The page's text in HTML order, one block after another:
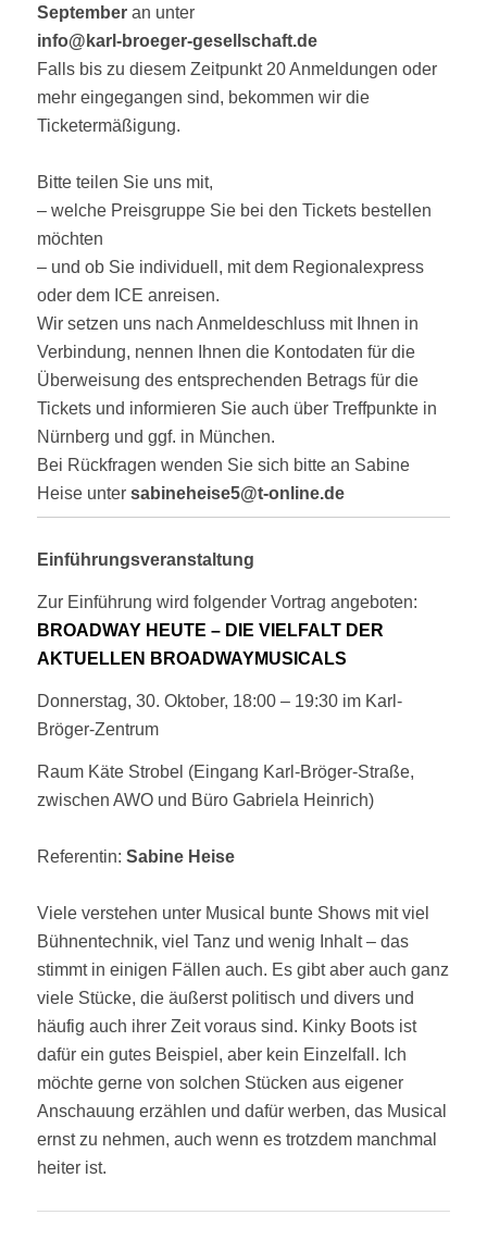
September an unter
info@karl-broeger-gesellschaft.de
Falls bis zu diesem Zeitpunkt 20 Anmeldungen oder
mehr eingegangen sind, bekommen wir die
Ticketermäßigung.
Bitte teilen Sie uns mit,
– welche Preisgruppe Sie bei den Tickets bestellen
möchten
– und ob Sie individuell, mit dem Regionalexpress
oder dem ICE anreisen.
Wir setzen uns nach Anmeldeschluss mit Ihnen in
Verbindung, nennen Ihnen die Kontodaten für die
Überweisung des entsprechenden Betrags für die
Tickets und informieren Sie auch über Treffpunkte in
Nürnberg und ggf. in München.
Bei Rückfragen wenden Sie sich bitte an Sabine
Heise untersabineheise5@t-online.de
Einführungsveranstaltung
Zur Einführung wird folgender Vortrag angeboten:
BROADWAY HEUTE – DIE VIELFALT DER
AKTUELLEN BROADWAYMUSICALS
Donnerstag, 30. Oktober, 18:00 – 19:30 im Karl-
Bröger-Zentrum
Raum Käte Strobel (Eingang Karl-Bröger-Straße,
zwischen AWO und Büro Gabriela Heinrich)
Referentin:Sabine Heise
Viele verstehen unter Musical bunte Shows mit viel
Bühnentechnik, viel Tanz und wenig Inhalt – das
stimmt in einigen Fällen auch. Es gibt aber auch ganz
viele Stücke, die äußerst politisch und divers und
häufig auch ihrer Zeit voraus sind. Kinky Boots ist
dafür ein gutes Beispiel, aber kein Einzelfall. Ich
möchte gerne von solchen Stücken aus eigener
Anschauung erzählen und dafür werben, das Musical
ernst zu nehmen, auch wenn es trotzdem manchmal
heiter ist.